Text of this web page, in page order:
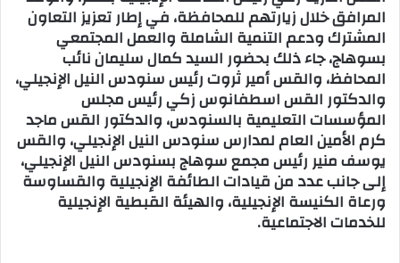
المرافق خلال زيارتهم للمحافظة، في إطار تعزيز التعاون
المشترك ودعم التنمية الشاملة والعمل المجتمعي
بسوهاج، جاء ذلك بحضور السيد كمال سليمان نائب
المحافظ، والقس أمير ثروت رئيس سنودس النيل الإنجيلي،
والدكتور القس اسطفانوس زكي رئيس مجلس
المؤسسات التعليمية بالسنودس، والدكتور القس ماجد
كرم الأمين العام لمدارس سنودس النيل الإنجيلي، والقس
يوسف منير رئيس مجمع سوهاج بسنودس النيل الإنجيلي،
إلى جانب عدد من قيادات الطائفة الإنجيلية والقساوسة
ورعاة الكنيسة الإنجيلية، والهيئة القبطية الإنجيلية
للخدمات الاجتماعية.